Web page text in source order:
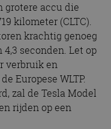
grotere accu die
kilometer (CLTC).
krachtig genoeg
seconden. Let op
verbruik en
Europese WLTP.
zal de Tesla Model
rijden op een